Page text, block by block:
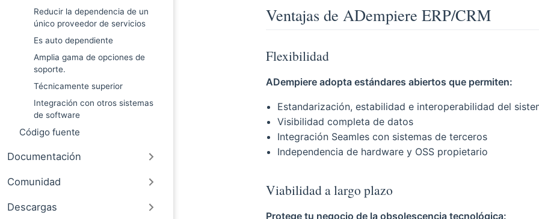
Reducir la dependencia de un
único proveedor de servicios
Es auto dependiente
Amplia gama de opciones de
soporte.
Técnicamente superior
Integración con otros sistemas
de software
Código fuente
Documentación
Comunidad
Descargas
Ventajas de ADempiere ERP/CRM
Flexibilidad
ADempiere adopta estándares abiertos que permiten:
Estandarización, estabilidad e interoperabilidad del
Visibilidad completa de datos
Integración Seamles con sistemas de terceros
Independencia de hardware y OSS propietario
Viabilidad a largo plazo
Protege tu negocio de la obsolescencia tecnológica: